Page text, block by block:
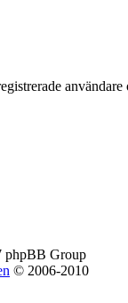
användare
phpBB Group
© 2006-2010